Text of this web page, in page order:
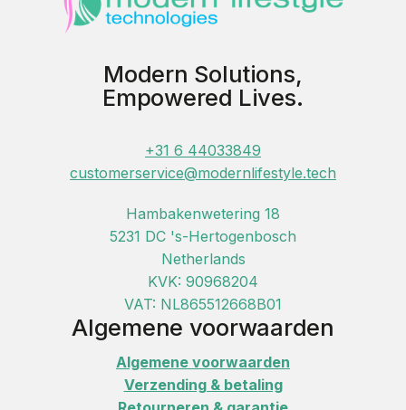
Modern Solutions,
Empowered Lives.
+31 6 44033849
customerservice@modernlifestyle.tech
Hambakenwetering 18
5231 DC 's-Hertogenbosch
Netherlands
KVK: 90968204
VAT: NL865512668B01
Algemene voorwaarden
Algemene voorwaarden
Verzending & betaling